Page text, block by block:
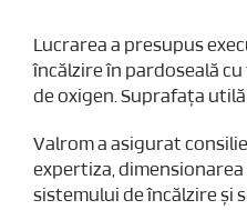
Lucrarea a presupus
încălzire în pardoseală
de oxigen. Suprafața
Valrom a asigurat
expertiza,
sistemului de încălzire și